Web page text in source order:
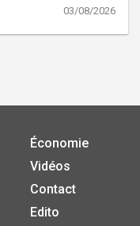
03/08/2026
Économie
Vidéos
Contact
Edito